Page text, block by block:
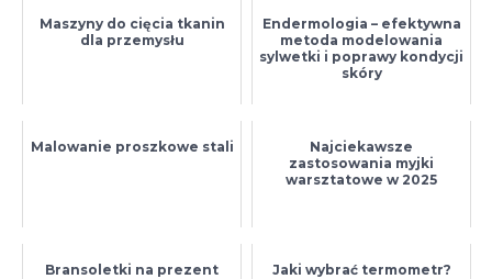
Maszyny do cięcia tkanin
dla przemysłu
Endermologia – efektywna
metoda modelowania
sylwetki i poprawy kondycji
skóry
Malowanie proszkowe stali
Najciekawsze
zastosowania myjki
warsztatowe w 2025
Bransoletki na prezent Jaki wybrać termometr?